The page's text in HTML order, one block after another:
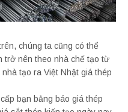
chúng ta cũng có thể
trở nên theo nhà chế tạo từ
tạo ra Việt Nhật giá thép
bạn bảng báo giá thép